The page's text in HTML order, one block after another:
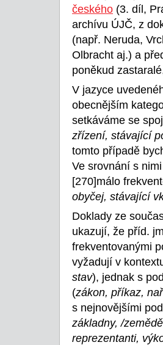
českého (3. díl,
archívu ÚJČ, z
(např. Neruda,
Olbracht aj.) a
poněkud
V jazyce
obecnějším
setkáváme se
zřízení, stávající
tomto případě
Ve srovnání s
[270]málo
obyčej, stávající
Doklady ze
ukazují, že příd.
frekventovanými
vyžadují v
stav), jednak s
(zákon, příkaz,
s nejnovějšími
základny, /
reprezentanti,